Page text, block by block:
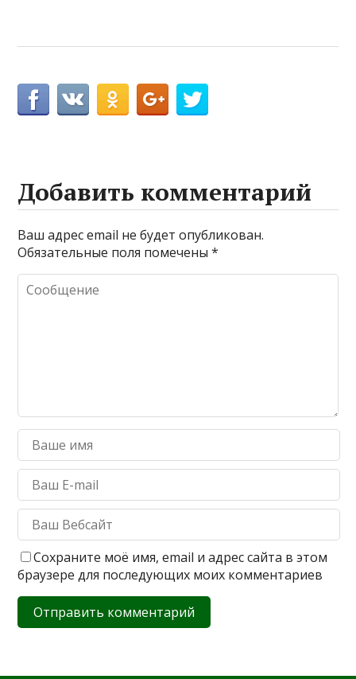
Добавить комментарий
Ваш адрес email не будет опубликован.
Обязательные поля помечены*
Сохраните моё имя, email и адрес сайта в этом
браузере для последующих моих комментариев